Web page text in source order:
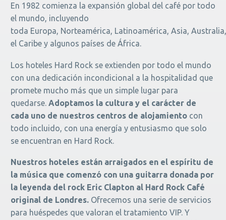
En 1982 comienza la expansión global del café por todo
el mundo, incluyendo
toda Europa, Norteamérica, Latinoamérica, Asia, Australia,
el Caribe y algunos países de África.
Los hoteles Hard Rock se extienden por todo el mundo
con una dedicación incondicional a la hospitalidad que
promete mucho más que un simple lugar para
quedarse. Adoptamos la cultura y el carácter de
cada uno de nuestros centros de alojamiento con
todo incluido, con una energía y entusiasmo que solo
se encuentran en Hard Rock.
Nuestros hoteles están arraigados en el espíritu de
la música que comenzó con una guitarra donada por
la leyenda del rock Eric Clapton al Hard Rock Café
original de Londres. Ofrecemos una serie de servicios
para huéspedes que valoran el tratamiento VIP. Y